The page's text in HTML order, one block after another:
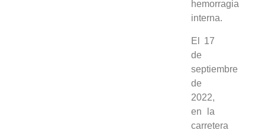
hemorragia
interna.
El 17
de
septiembre
de
2022,
en la
carretera